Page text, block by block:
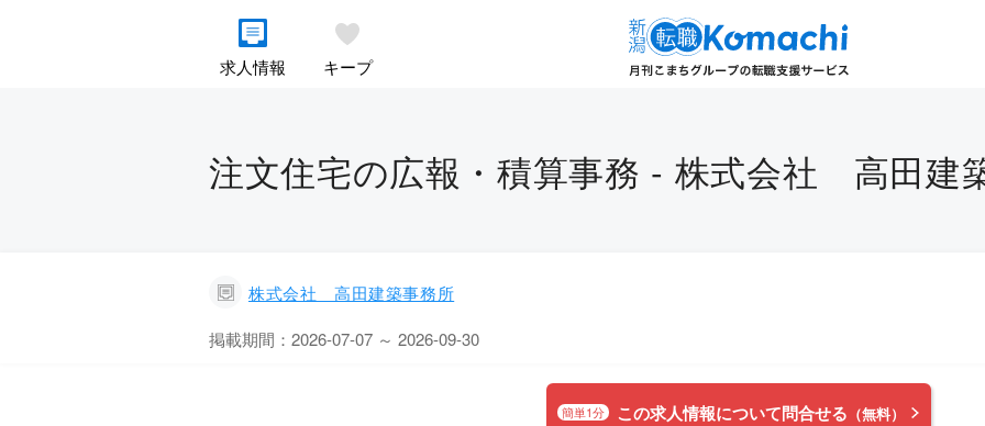
求人情報 キープ
注文住宅の広報・積算事務 - 株式会社 高田建
株式会社 高田建築事務所
掲載期間：2026-07-07 ～ 2026-09-30
簡単1分 この求人情報について問合せる （無料）